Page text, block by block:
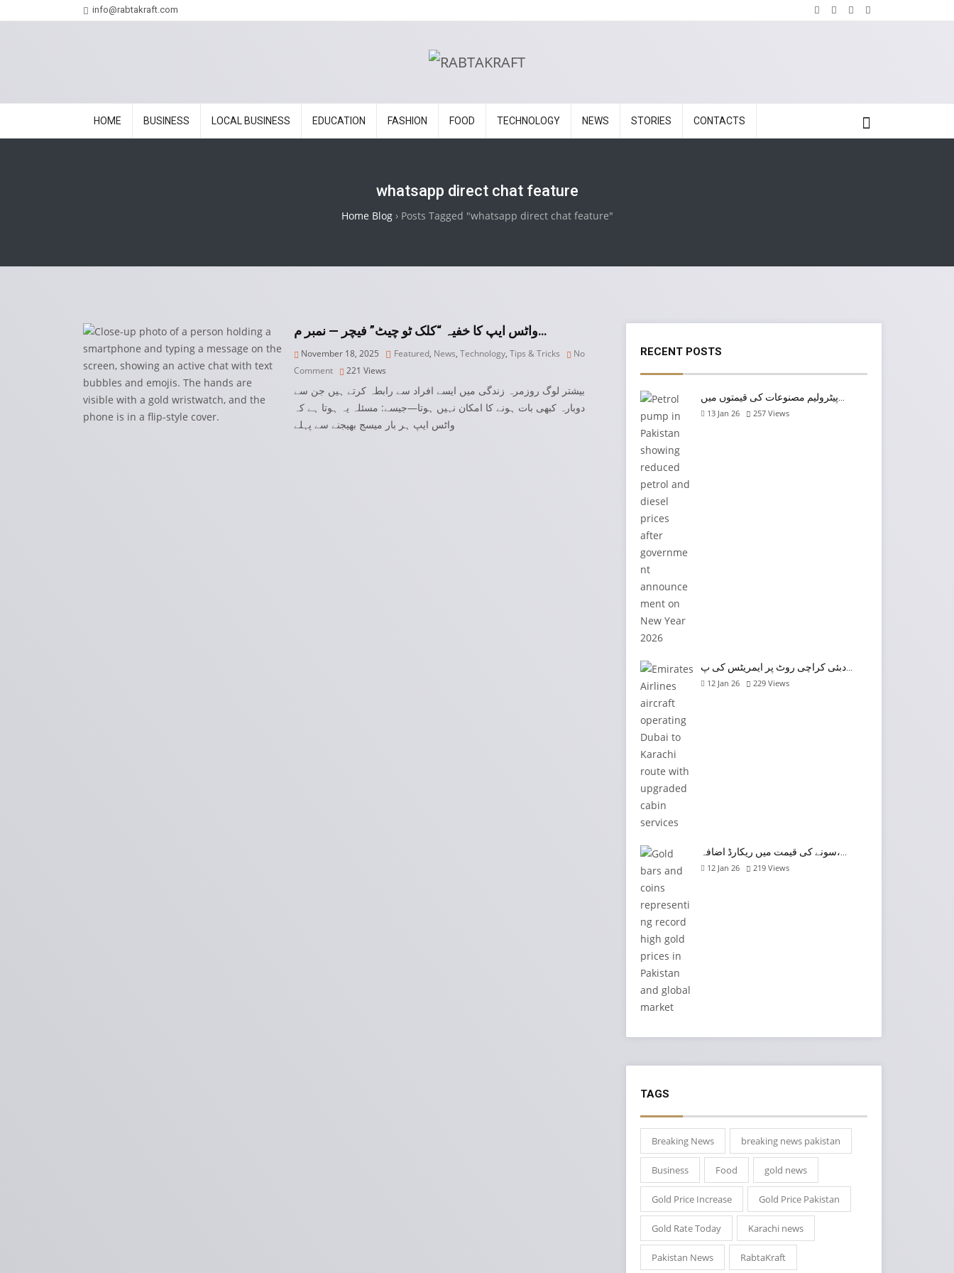
info@rabtakraft.com
HOME BUSINESS LOCAL BUSINESS EDUCATION FASHION FOOD TECHNOLOGY NEWS STORIES CONTACTS
whatsapp direct chat feature
Home Blog› Posts Tagged "whatsapp direct chat feature"
واٹس ایپ کا خفیہ “کلک ٹو چیٹ” فیچر — نمبر م…
November 18, 2025 Featured, News, Technology, Tips & Tricks
No
Comment
221 Views
بیشتر لوگ روزمرہ زندگی میں ایسے افراد سے رابطہ کرتے ہیں جن سے
دوبارہ کبھی بات ہونے کا امکان نہیں ہوتا—جیسے: مسئلہ یہ ہوتا ہے کہ
واٹس ایپ ہر بار میسج بھیجنے سے پہلے
RECENT POSTS
13 Jan 26 257 Views
12 Jan 26 229 Views
سونے کی قیمت میں ریکارڈ اضافہ،…
12 Jan 26 219 Views
TAGS
Breaking News breaking news pakistan
Business Food gold news
Gold Price Increase Gold Price Pakistan
Gold Rate Today Karachi news
Pakistan News RabtaKraft